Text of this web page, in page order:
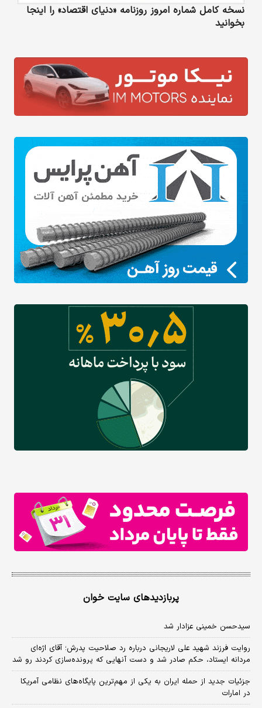
نسخه کامل شماره امروز روزنامه «دنیای‌ اقتصاد» را اینجا
بخوانید
پربازدیدهای سایت خوان
سیدحسن خمینی عزادار شد
روایت فرزند شهید علی لاریجانی درباره رد صلاحیت پدرش؛ آقای اژه‌ای
مردانه ایستاد، حکم صادر شد و دست آنهایی که پرونده‌سازی کردند رو شد
جزئیات جدید از حمله ایران به یکی از مهم‌ترین پایگاه‌های نظامی آمریکا
در امارات